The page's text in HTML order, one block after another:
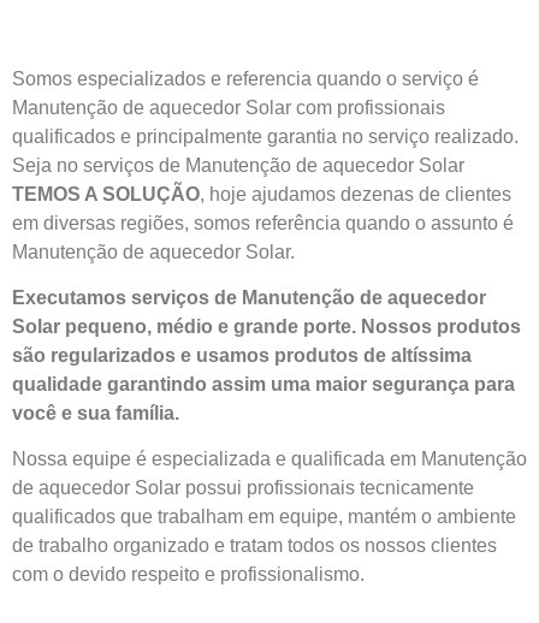
Somos especializados e referencia quando o serviço é
Manutenção de aquecedor Solar com profissionais
qualificados e principalmente garantia no serviço realizado.
Seja no serviços de Manutenção de aquecedor Solar
TEMOS A SOLUÇÃO, hoje ajudamos dezenas de clientes
em diversas regiões, somos referência quando o assunto é
Manutenção de aquecedor Solar.
Executamos serviços de Manutenção de aquecedor
Solar pequeno, médio e grande porte. Nossos produtos
são regularizados e usamos produtos de altíssima
qualidade garantindo assim uma maior segurança para
você e sua família.
Nossa equipe é especializada e qualificada em Manutenção
de aquecedor Solar possui profissionais tecnicamente
qualificados que trabalham em equipe, mantém o ambiente
de trabalho organizado e tratam todos os nossos clientes
com o devido respeito e profissionalismo.